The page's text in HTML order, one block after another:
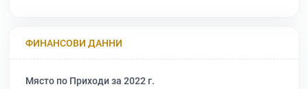
ФИНАНСОВИ ДАННИ
Място по Приходи за 2022 г.